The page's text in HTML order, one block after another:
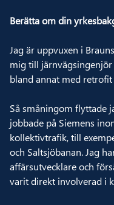
Berätta om din
Jag är uppvuxen i
mig till järnvägsingenjör
bland annat med retrofit
Så småningom flyttade
jobbade på Siemens
kollektivtrafik, till
och Saltsjöbanan. Jag
affärsutvecklare och
varit direkt involverad i